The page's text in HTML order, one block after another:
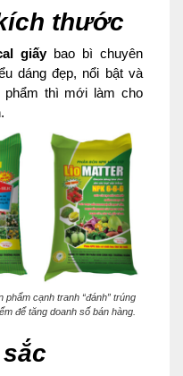
thước
giấybao bì chuyên
dáng đẹp, nổi bật và
thì mới làm cho
cạnh tranh “đánh” trúng
để tăng doanh số bán hàng.